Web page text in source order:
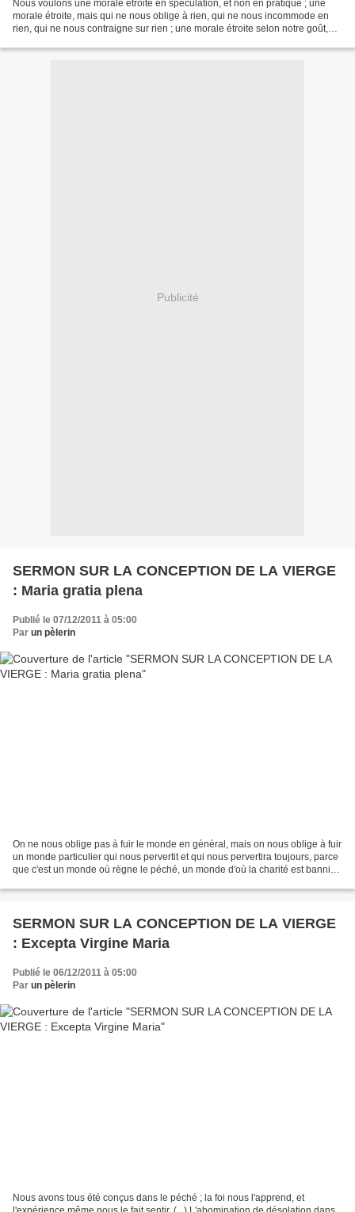
Nous voulons une morale étroite en spéculation, et non en pratique ; une
morale étroite, mais qui ne nous oblige à rien, qui ne nous incommode en
rien, qui ne nous contraigne sur rien ; une morale étroite selon notre goût,
Publicité
SERMON SUR LA CONCEPTION DE LA VIERGE
: Maria gratia plena
Publié le 07/12/2011 à 05:00
Par un pèlerin
On ne nous oblige pas à fuir le monde en général, mais on nous oblige à fuir
un monde particulier qui nous pervertit et qui nous pervertira toujours, parce
que c'est un monde où règne le péché, un monde d'où la charité est bannie,
SERMON SUR LA CONCEPTION DE LA VIERGE
: Excepta Virgine Maria
Publié le 06/12/2011 à 05:00
Par un pèlerin
Nous avons tous été conçus dans le péché ; la foi nous l'apprend, et